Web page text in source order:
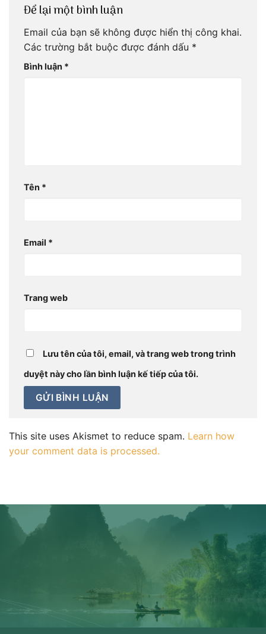
Để lại một bình luận
Email của bạn sẽ không được hiển thị công khai.
Các trường bắt buộc được đánh dấu *
Bình luận *
Tên *
Email *
Trang web
Lưu tên của tôi, email, và trang web trong trình
duyệt này cho lần bình luận kế tiếp của tôi.
This site uses Akismet to reduce spam. Learn how
your comment data is processed.